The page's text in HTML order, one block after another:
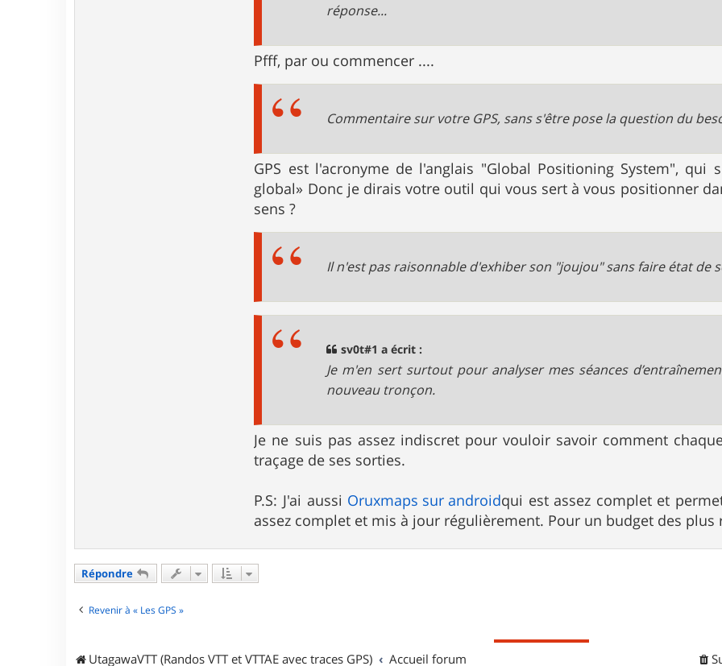
réponse...
Pfff, par ou commencer ....
Commentaire sur votre GPS, sans s'être pose la question du
GPS est l'acronyme de l'anglais "Global Positioning System", qui
global» Donc je dirais votre outil qui vous sert à vous positionner
sens ?
Il n'est pas raisonnable d'exhiber son "joujou" sans faire état de
sv0t#1 a écrit :
Je m'en sert surtout pour analyser mes séances
nouveau tronçon.
Je ne suis pas assez indiscret pour vouloir savoir comment
traçage de ses sorties.
P.S: J'ai aussi Oruxmaps sur androidqui est assez complet et
assez complet et mis à jour régulièrement. Pour un budget des plus
Répondre
Revenir à « Les GPS »
UtagawaVTT (Randos VTT et VTTAE avec traces GPS) Accueil forum